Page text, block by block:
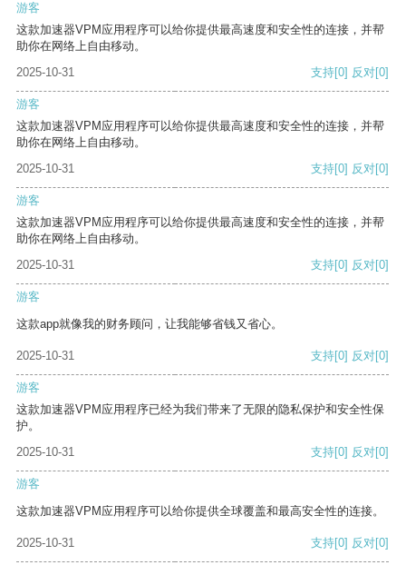
游客
这款加速器VPM应用程序可以给你提供最高速度和安全性的连接，并帮
助你在网络上自由移动。
2025-10-31
支持[0] 反对[0]
游客
这款加速器VPM应用程序可以给你提供最高速度和安全性的连接，并帮
助你在网络上自由移动。
2025-10-31
支持[0] 反对[0]
游客
这款加速器VPM应用程序可以给你提供最高速度和安全性的连接，并帮
助你在网络上自由移动。
2025-10-31
支持[0] 反对[0]
游客
这款app就像我的财务顾问，让我能够省钱又省心。
2025-10-31 支持[0] 反对[0]
游客
这款加速器VPM应用程序已经为我们带来了无限的隐私保护和安全性保
护。
2025-10-31
支持[0] 反对[0]
游客
这款加速器VPM应用程序可以给你提供全球覆盖和最高安全性的连接。
2025-10-31 支持[0] 反对[0]